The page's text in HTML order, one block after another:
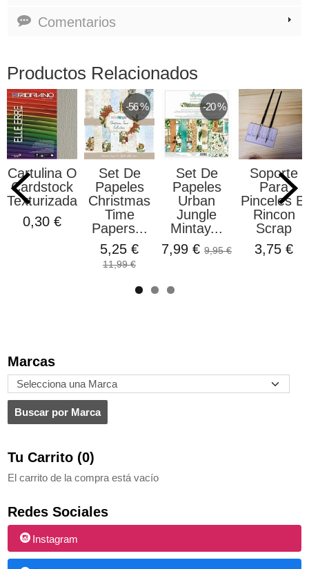
Marcas
Tu Carrito (0)
El carrito de la compra está vacío
Redes Sociales
Instagram
Comentarios
Productos Relacionados
Cartulina O
Cardstock
Texturizada...
0,30 €
-56 %
Set De
Papeles
Christmas
Time
Papers...
5,25 €
11,99 €
-20 %
Set De
Papeles
Urban
Jungle
Mintay...
7,99 € 9,95 €
Soporte
Para
Pinceles El
Rincon
Scrap
3,75 €